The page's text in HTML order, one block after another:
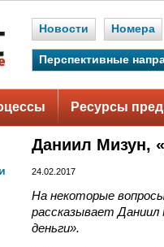
Новости Номера
Перспективные
Ресурсы
Даниил Мизун,
24.02.2017
На некоторые
рассказывает
деньги».